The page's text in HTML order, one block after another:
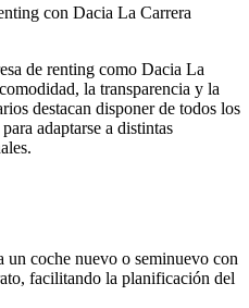
con Dacia La Carrera
de renting como Dacia La
la transparencia y la
destacan disponer de todos los
adaptarse a distintas
un coche nuevo o seminuevo con
facilitando la planificación del